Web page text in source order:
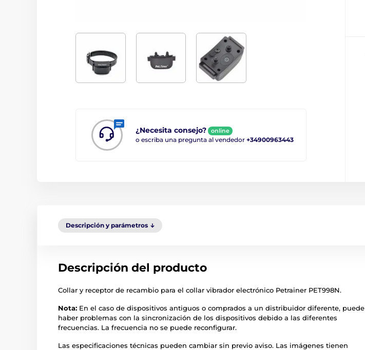
¿Necesita consejo? online
o escriba una pregunta al vendedor +34900963443
Descripción y parámetros
Descripción del producto
Collar y receptor de recambio para el collar vibrador electrónico Petrainer PET998N.
Nota: En el caso de dispositivos antiguos o comprados a un distribuidor diferente, puede
haber problemas con la sincronización de los dispositivos debido a las diferentes
frecuencias. La frecuencia no se puede reconfigurar.
Las especificaciones técnicas pueden cambiar sin previo aviso. Las imágenes tienen